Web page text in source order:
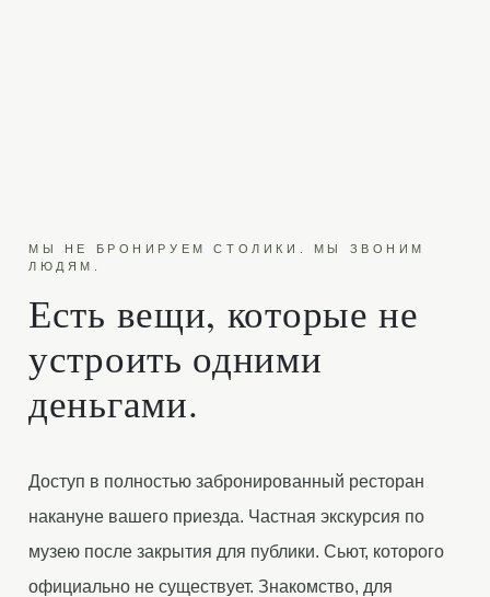
МЫ НЕ БРОНИРУЕМ СТОЛИКИ. МЫ ЗВОНИМ
ЛЮДЯМ.
Есть вещи, которые не
устроить одними
деньгами.
Доступ в полностью забронированный ресторан
накануне вашего приезда. Частная экскурсия по
музею после закрытия для публики. Сьют, которого
официально не существует. Знакомство, для